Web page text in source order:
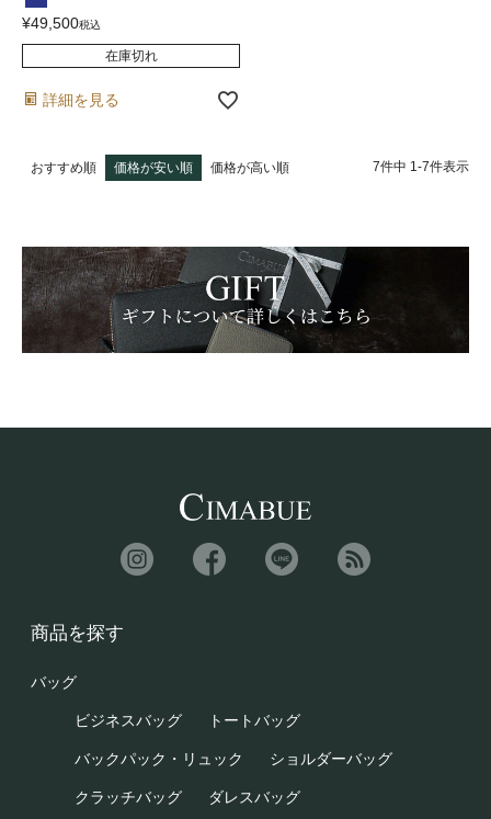
¥49,500税込
在庫切れ
詳細を見る
おすすめ順 価格が安い順 価格が高い順 7件中 1-7件表示
商品を探す
バッグ
ビジネスバッグ トートバッグ
バックパック・リュック ショルダーバッグ
クラッチバッグ ダレスバッグ